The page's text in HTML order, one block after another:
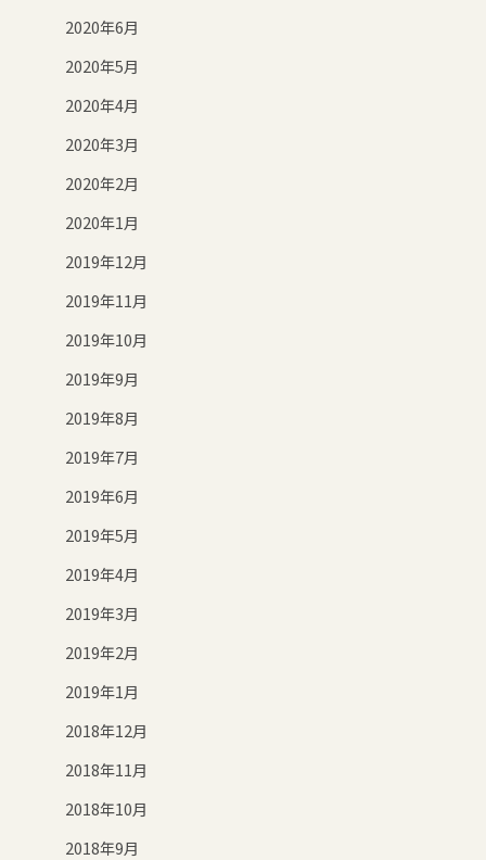
2020年6月
2020年5月
2020年4月
2020年3月
2020年2月
2020年1月
2019年12月
2019年11月
2019年10月
2019年9月
2019年8月
2019年7月
2019年6月
2019年5月
2019年4月
2019年3月
2019年2月
2019年1月
2018年12月
2018年11月
2018年10月
2018年9月